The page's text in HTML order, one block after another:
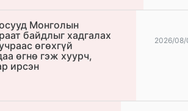
Монголын
байдлыг хадгалах
өгөхгүй
өгнө гэж хуурч,
ирсэн
2026/